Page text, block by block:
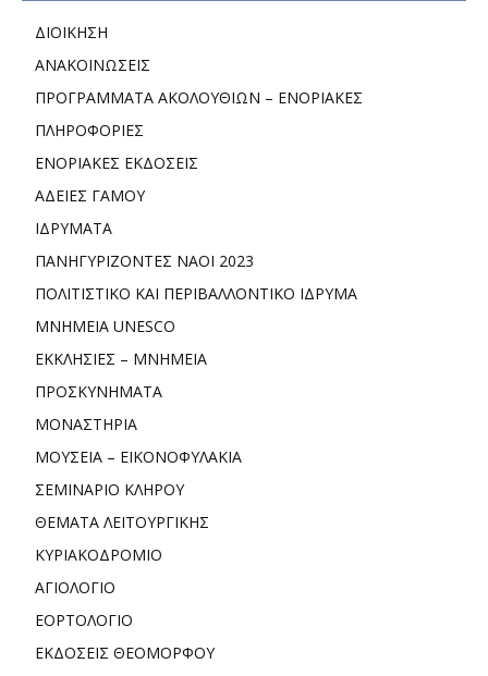
ΔΙΟΙΚΗΣΗ
ΑΝΑΚΟΙΝΩΣΕΙΣ
ΠΡΟΓΡΑΜΜΑΤΑ ΑΚΟΛΟΥΘΙΩΝ – ΕΝΟΡΙΑΚΕΣ
ΠΛΗΡΟΦΟΡΙΕΣ
ΕΝΟΡΙΑΚΕΣ ΕΚΔΟΣΕΙΣ
ΑΔΕΙΕΣ ΓΑΜΟΥ
ΙΔΡΥΜΑΤΑ
ΠΑΝΗΓΥΡΙΖΟΝΤΕΣ ΝΑΟΙ 2023
ΠΟΛΙΤΙΣΤΙΚΟ ΚΑΙ ΠΕΡΙΒΑΛΛΟΝΤΙΚΟ ΙΔΡΥΜΑ
ΜΝΗΜΕΙΑ UNESCO
ΕΚΚΛΗΣΙΕΣ – ΜΝΗΜΕΙΑ
ΠΡΟΣΚΥΝΗΜΑΤΑ
ΜΟΝΑΣΤΗΡΙΑ
ΜΟΥΣΕΙΑ – ΕΙΚΟΝΟΦΥΛΑΚΙΑ
ΣΕΜΙΝΑΡΙΟ ΚΛΗΡΟΥ
ΘΕΜΑΤΑ ΛΕΙΤΟΥΡΓΙΚΗΣ
ΚΥΡΙΑΚΟΔΡΟΜΙΟ
ΑΓΙΟΛΟΓΙΟ
ΕΟΡΤΟΛΟΓΙΟ
ΕΚΔΟΣΕΙΣ ΘΕΟΜΟΡΦΟΥ